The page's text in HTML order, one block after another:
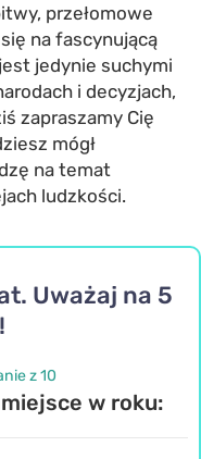
przełomowe
na fascynującą
jedynie suchymi
i decyzjach,
zapraszamy Cię
mógł
na temat
ludzkości.
Uważaj na 5
z 10
w roku: